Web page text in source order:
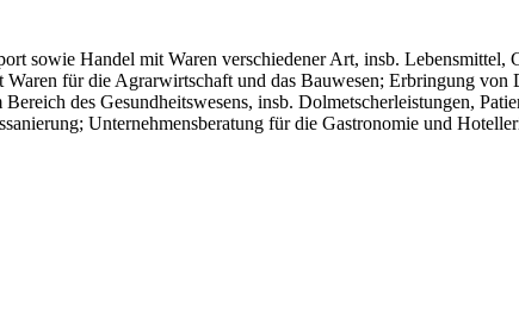
sowie Handel mit Waren verschiedener Art, insb. Lebensmittel,
für die Agrarwirtschaft und das Bauwesen; Erbringung von
des Gesundheitswesens, insb. Dolmetscherleistungen,
Unternehmensberatung für die Gastronomie und